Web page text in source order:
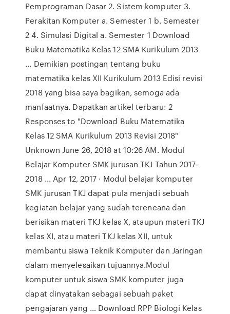
Pemprograman Dasar 2. Sistem komputer 3.
Perakitan Komputer a. Semester 1 b. Semester
2 4. Simulasi Digital a. Semester 1 Download
Buku Matematika Kelas 12 SMA Kurikulum 2013
... Demikian postingan tentang buku
matematika kelas XII Kurikulum 2013 Edisi revisi
2018 yang bisa saya bagikan, semoga ada
manfaatnya. Dapatkan artikel terbaru: 2
Responses to "Download Buku Matematika
Kelas 12 SMA Kurikulum 2013 Revisi 2018"
Unknown June 26, 2018 at 10:26 AM. Modul
Belajar Komputer SMK jurusan TKJ Tahun 2017-
2018 ... Apr 12, 2017 · Modul belajar komputer
SMK jurusan TKJ dapat pula menjadi sebuah
kegiatan belajar yang sudah terencana dan
berisikan materi TKJ kelas X, ataupun materi TKJ
kelas XI, atau materi TKJ kelas XII, untuk
membantu siswa Teknik Komputer dan Jaringan
dalam menyelesaikan tujuannya.Modul
komputer untuk siswa SMK komputer juga
dapat dinyatakan sebagai sebuah paket
pengajaran yang … Download RPP Biologi Kelas